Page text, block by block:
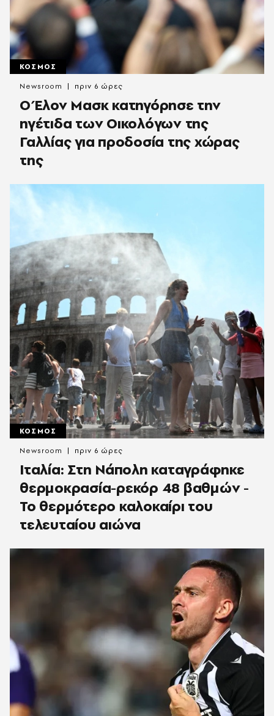
ΚΟΣΜΟΣ
Ο Έλον Μασκ κατηγόρησε την
ηγέτιδα των Οικολόγων της
Γαλλίας για προδοσία της χώρας
της
Newsroom πριν 6 ώρες
ΚΟΣΜΟΣ
Ιταλία: Στη Νάπολη καταγράφηκε
θερμοκρασία-ρεκόρ 48 βαθμών -
To θερμότερο καλοκαίρι του
τελευταίου αιώνα
Newsroom πριν 6 ώρες